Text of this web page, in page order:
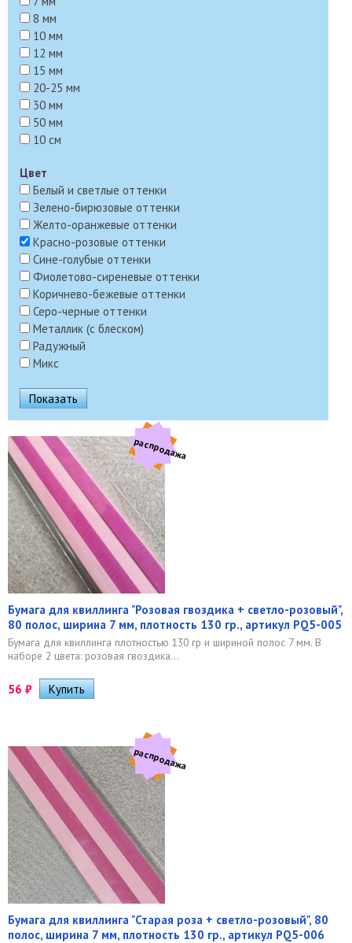
8 мм
10 мм
12 мм
15 мм
20-25 мм
30 мм
50 мм
10 см
Цвет
Белый и светлые оттенки
Зелено-бирюзовые оттенки
Желто-оранжевые оттенки
Красно-розовые оттенки
Сине-голубые оттенки
Фиолетово-сиреневые оттенки
Коричнево-бежевые оттенки
Серо-черные оттенки
Металлик (с блеском)
Радужный
Микс
распродажа
Бумага для квиллинга "Розовая гвоздика + светло-розовый",
80 полос, ширина 7 мм, плотность 130 гр., артикул PQ5-005
Бумага для квиллинга плотностью 130 гр и шириной полос 7 мм. В
наборе 2 цвета: розовая гвоздика...
56 ₽
распродажа
Бумага для квиллинга "Старая роза + светло-розовый", 80
полос, ширина 7 мм, плотность 130 гр., артикул PQ5-006